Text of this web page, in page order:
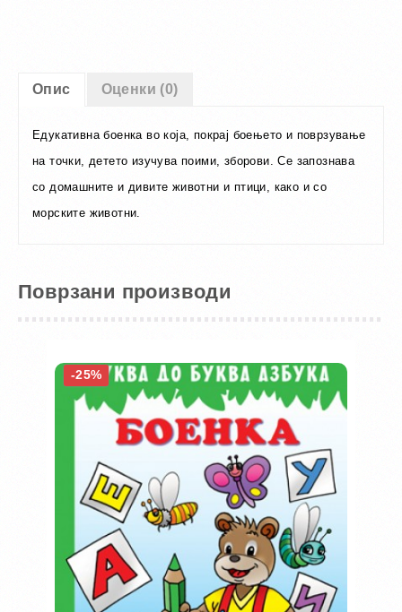
Опис Оценки (0)
Едукативна боенка во која, покрај боењето и поврзување
на точки, детето изучувапоими, зборови. Се запознава
со домашните и дивите животни и птици, како и со
морските животни.
Поврзани производи
-25%